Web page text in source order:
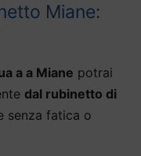
Miane:
a a Miane potrai
dal rubinetto di
senza fatica o